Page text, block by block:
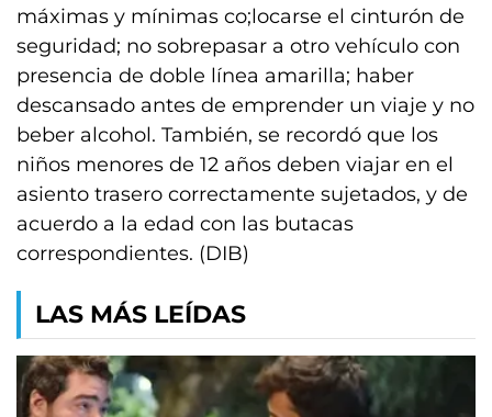
máximas y mínimas co;locarse el cinturón de
seguridad; no sobrepasar a otro vehículo con
presencia de doble línea amarilla; haber
descansado antes de emprender un viaje y no
beber alcohol. También, se recordó que los
niños menores de 12 años deben viajar en el
asiento trasero correctamente sujetados, y de
acuerdo a la edad con las butacas
correspondientes. (DIB)
LAS MÁS LEÍDAS